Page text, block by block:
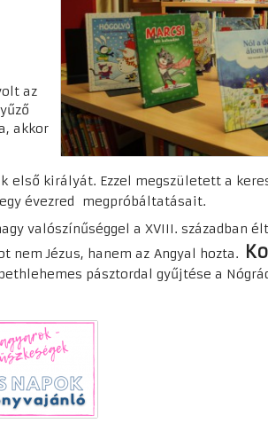
az
akkor
első királyát. Ezzel megszületett a
évezred megpróbáltatásait.
valószínűséggel a XVIII. században
nem Jézus, hanem az Angyal hozta.
pásztordal gyűjtése a